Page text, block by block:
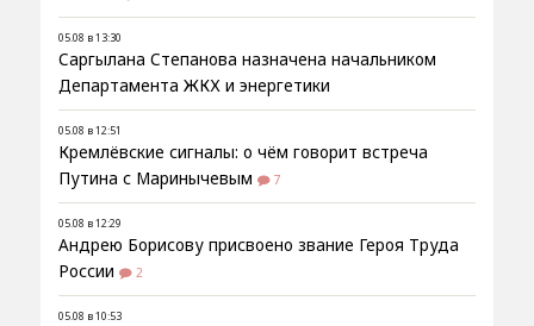
05.08 в 13:30
Саргылана Степанова назначена начальником
Департамента ЖКХ и энергетики
05.08 в 12:51
Кремлёвские сигналы: о чём говорит встреча
Путина с Маринычевым
7
05.08 в 12:29
Андрею Борисову присвоено звание Героя Труда
России
2
05.08 в 10:53